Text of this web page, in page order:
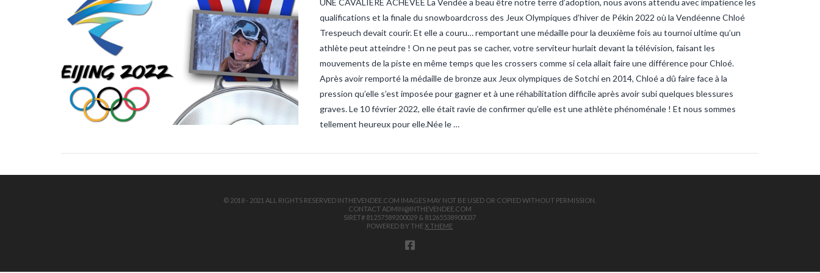
sandre-vendee sardines sardines-
vendee tanche
tanche-vendee
truite-vendee
UNE CAVALIERE ACHEVÉE La Vendée a beau être notre terre d’adoption, nous avons attendu avec impatience les
qualifications et la finale du snowboardcross des Jeux Olympiques d’hiver de Pékin 2022 où la Vendéenne Chloé
Trespeuch devait courir. Et elle a couru… remportant une médaille pour la deuxième fois au tournoi ultime qu’un
athlète peut atteindre ! On ne peut pas se cacher, votre serviteur hurlait devant la télévision, faisant les
mouvements de la piste en même temps que les crossers comme si cela allait faire une différence pour Chloé.
Après avoir remporté la médaille de bronze aux Jeux olympiques de Sotchi en 2014, Chloé a dû faire face à la
pression qu’elle s’est imposée pour gagner et à une réhabilitation difficile après avoir subi quelques blessures
graves. Le 10 février 2022, elle était ravie de confirmer qu’elle est une athlète phénoménale ! Et nous sommes
tellement heureux pour elle.Née le …
© 2018 - 2021 ALL RIGHTS RESERVED INTHEVENDEE.COM IMAGES MAY NOT BE USED OR COPIED WITHOUT PERMISSION.
CONTACT ADMIN@INTHEVENDEE.COM
SIRET# 81257589200029 & 81265538900037
POWERED BY THEX THEME